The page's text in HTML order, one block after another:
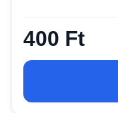
400 Ft